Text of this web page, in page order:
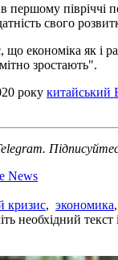
першому півріччі
свого
що економіка як і
зростають".
року китайський
News
кризис, экономика,
необхідний